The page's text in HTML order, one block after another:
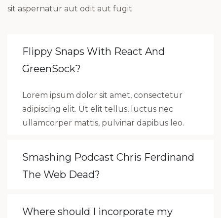
sit aspernatur aut odit aut fugit
Flippy Snaps With React And
GreenSock?
Lorem ipsum dolor sit amet, consectetur
adipiscing elit. Ut elit tellus, luctus nec
ullamcorper mattis, pulvinar dapibus leo.
Smashing Podcast Chris Ferdinand
The Web Dead?
Where should I incorporate my